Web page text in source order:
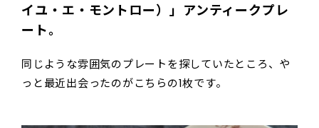
イユ・エ・モントロー）」アンティークプレ
ート。
同じような雰囲気のプレートを探していたところ、や
っと最近出会ったのがこちらの1枚です。